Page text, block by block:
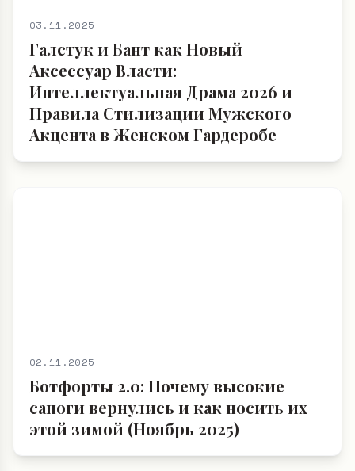
03.11.2025
Галстук и Бант как Новый
Аксессуар Власти:
Интеллектуальная Драма 2026 и
Правила Стилизации Мужского
Акцента в Женском Гардеробе
02.11.2025
Ботфорты 2.0: Почему высокие
сапоги вернулись и как носить их
этой зимой (Ноябрь 2025)